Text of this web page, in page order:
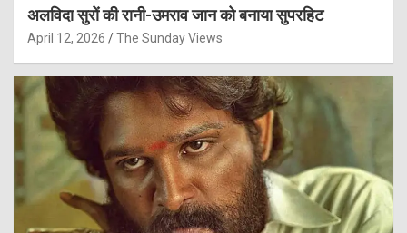
अलविदा सुरों की रानी-उमराव जान को बनाया सुपरहिट
April 12, 2026 The Sunday Views